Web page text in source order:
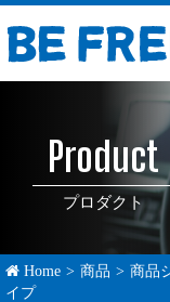
Product
プロダクト
Home > 商品 > 商品
イプ